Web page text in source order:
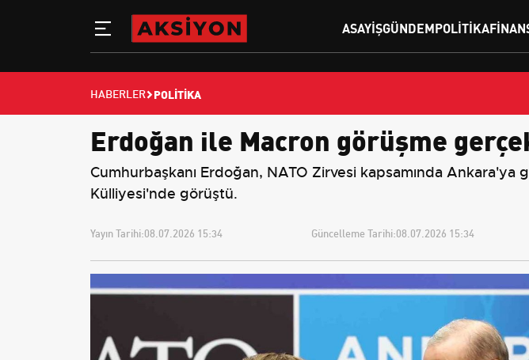
ASAYIŞGÜNDEMPOLITIKA
HABERLER POLITIKA
Erdoğan ile Macron görüşme
Cumhurbaşkanı Erdoğan, NATO Zirvesi kapsamında Ankara'ya
Külliyesi'nde görüştü.
Yayın Tarihi:08.07.2026 15:34 Güncelleme Tarihi:08.07.2026 15:34